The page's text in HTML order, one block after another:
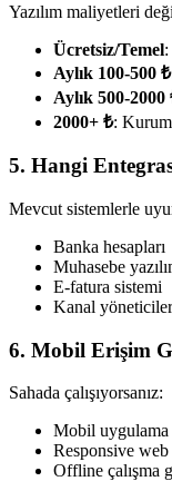
Yazılım maliyetleri
Ücretsiz/Temel
Aylık 100-500 ₺
Aylık 500-2000
2000+ ₺:
5. Hangi
Mevcut sistemlerle
Banka hesapları
Muhasebe
E-fatura sistemi
Kanal
6. Mobil Erişim
Sahada çalışıyorsanız:
Mobil uygulama
Responsive
Offline çalışma